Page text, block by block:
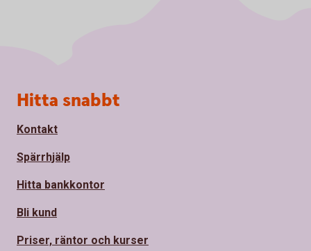
Sidfot
Hitta snabbt
Kontakt
Spärrhjälp
Hitta bankkontor
Bli kund
Priser, räntor och kurser